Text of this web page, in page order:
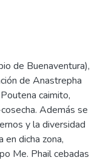
de Buenaventura),
de Anastrepha
caimito,
Además se
y la diversidad
en dicha zona,
Me. Phail cebadas